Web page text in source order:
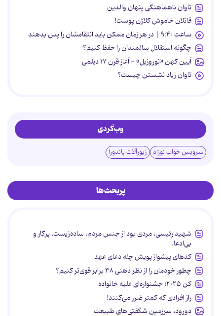
تاوان ناهماهنگی پنهان والدین
قاتلان خاموش کلاژن پوست!
ساعت ۹:۴۰ | در هر زمان ممکن باید انتقامشان را پس بدهند
چگونه استقلال سالمندان را حفظ کنیم؟
آیین کهن «نوروزبل» - آغاز قرن ۱۷ دیلمی
تاوان زیاد نشستن چیست؟
وب‌گردی
سرویس خواب نوزاد زیورآلات پاندورا
پربحث‌ها
شهید رئیسی، مردی بود از جنس مردم، ساده‌زیست، پرکار و
بی‌ادعا.
کدهای پیشواز پویش چله دعای عهد
چطور خودمان را از نظر ذهنی ۳۸ برابر قوی‌تر کنیم؟
کن ۲۰۲۵؛ جشنواره‌ای علیه خانواده
راز افرادی که کمتر ضرر می‌کنند!
دورود، سرزمین شگفتی‌های طبیعت